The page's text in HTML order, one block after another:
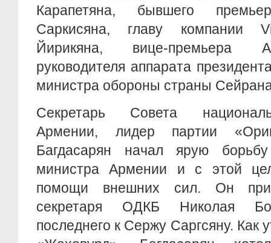
Карапетяна, бывшего
Саркисяна, главу компании
Йирикяна, вице-премьера
руководителя аппарата
министра обороны страны
Секретарь Совета
Армении, лидер партии
Багдасарян начал ярую
министра Армении и с этой
помощи внешних сил. Он
секретаря ОДКБ Николая
последнего к Сержу Саргсяну. Как